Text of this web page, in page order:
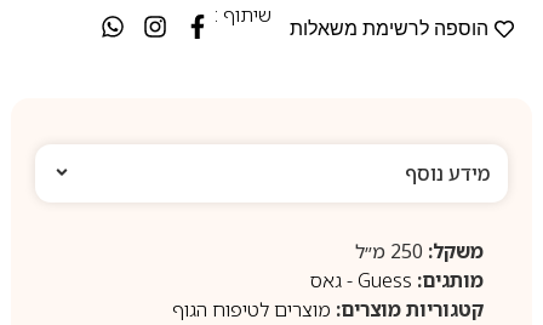
הוספה לרשימת משאלות
שיתוף :
מידע נוסף
משקל:250 מ״ל
מותגים: Guess - גאס
קטגוריות מוצרים: מוצרים לטיפוח הגוף